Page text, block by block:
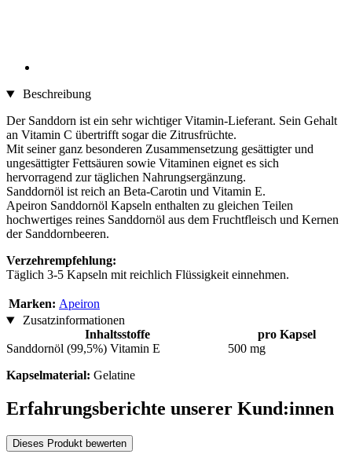
Beschreibung
Der Sanddorn ist ein sehr wichtiger Vitamin-Lieferant. Sein Gehalt
an Vitamin C übertrifft sogar die Zitrusfrüchte.
Mit seiner ganz besonderen Zusammensetzung gesättigter und
ungesättigter Fettsäuren sowie Vitaminen eignet es sich
hervorragend zur täglichen Nahrungsergänzung.
Sanddornöl ist reich an Beta-Carotin und Vitamin E.
Apeiron Sanddornöl Kapseln enthalten zu gleichen Teilen
hochwertiges reines Sanddornöl aus dem Fruchtfleisch und Kernen
der Sanddornbeeren.
Verzehrempfehlung:
Täglich 3-5 Kapseln mit reichlich Flüssigkeit einnehmen.
Marken: Apeiron
Zusatzinformationen
Inhaltsstoffe
pro Kapsel
Sanddornöl (99,5%) Vitamin E
500 mg
Kapselmaterial: Gelatine
Erfahrungsberichte unserer Kund:innen
Dieses Produkt bewerten